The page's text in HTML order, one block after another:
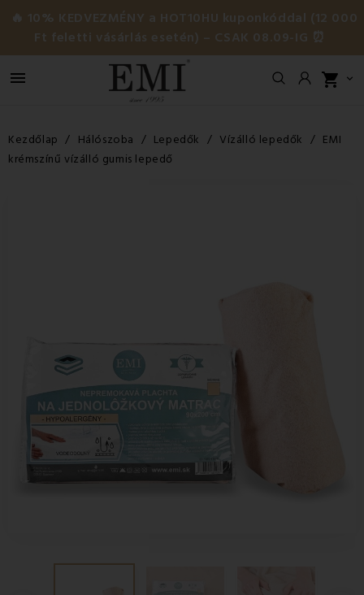
🔥 10% KEDVEZMÉNY a HOT10HU kuponkóddal (12 000
Ft feletti vásárlás esetén) – CSAK 08.09-IG ⏰
 shopping_cart 
Kezdőlap Hálószoba Lepedők Vízálló lepedők
EMI
krémszínű vízálló gumis lepedő